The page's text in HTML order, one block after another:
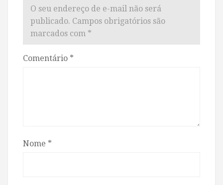
O seu endereço de e-mail não será
publicado. Campos obrigatórios são
marcados com *
Comentário *
Nome *